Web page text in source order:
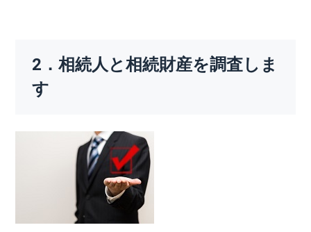
2．相続人と相続財産を調査しま
す